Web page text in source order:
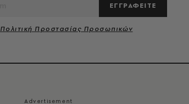
ΕΓΓΡΑΦΕΙΤΕ
Πολιτική Προστασίας Προσωπικών